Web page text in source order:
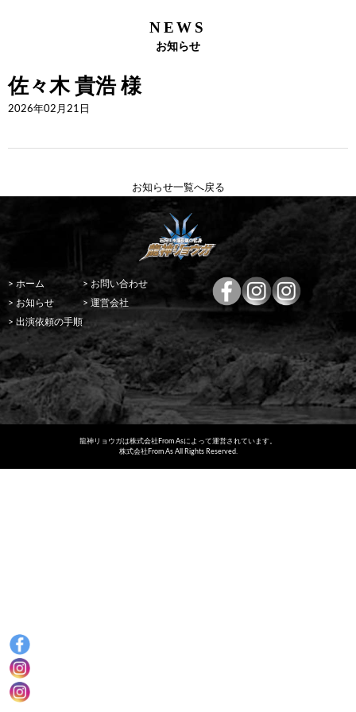
NEWS
お知らせ
佐々木 貴浩 様
2026年02月21日
お知らせ一覧へ戻る
> ホーム
> お知らせ
> 出演依頼の手順
> お問い合わせ
> 運営会社
龍神リョウガは株式会社From Asによって運営されています。
株式会社From As All Rights Reserved.